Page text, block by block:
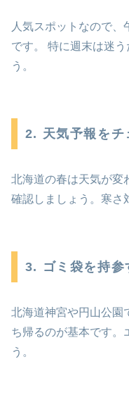
人気スポットなので、
です。 特に週末は迷
う。
2. 天気予報をチ
北海道の春は天気が変
確認しましょう。寒さ
3. ゴミ袋を持参
北海道神宮や円山公園
ち帰るのが基本です。
う。